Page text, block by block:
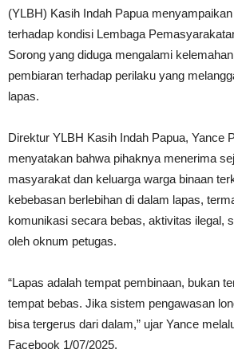
(YLBH) Kasih Indah Papua
terhadap kondisi Lembaga
Sorong yang diduga mengalami
pembiaran terhadap perilaku yang
lapas.
Direktur YLBH Kasih Indah Papua, Yance
menyatakan bahwa pihaknya menerima
masyarakat dan keluarga warga binaan
kebebasan berlebihan di dalam lapas,
komunikasi secara bebas, aktivitas ilegal,
oleh oknum petugas.
“Lapas adalah tempat pembinaan, bukan
tempat bebas. Jika sistem pengawasan
bisa tergerus dari dalam,” ujar Yance
Facebook 1/07/2025.